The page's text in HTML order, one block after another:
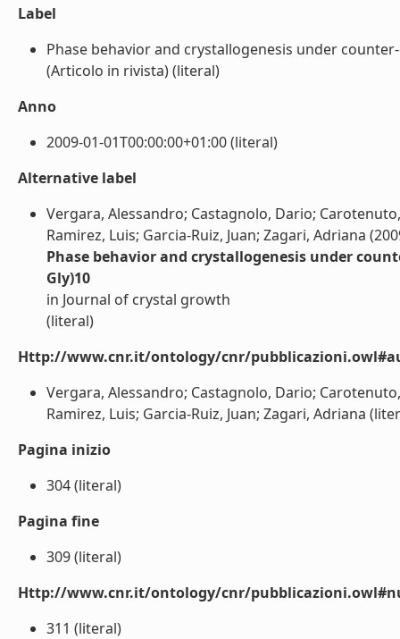
Label
Phase behavior and crystallogenesis under
(Articolo in rivista) (literal)
Anno
2009-01-01T00:00:00+01:00 (literal)
Alternative label
Vergara, Alessandro; Castagnolo, Dario;
Ramirez, Luis; Garcia-Ruiz, Juan; Zagari, Adriana
Phase behavior and crystallogenesis under
Gly)10
in Journal of crystal growth
(literal)
Http://www.cnr.it/ontology/cnr/
Vergara, Alessandro; Castagnolo, Dario;
Ramirez, Luis; Garcia-Ruiz, Juan; Zagari, Adriana
Pagina inizio
304 (literal)
Pagina fine
309 (literal)
Http://www.cnr.it/ontology/cnr/
311 (literal)